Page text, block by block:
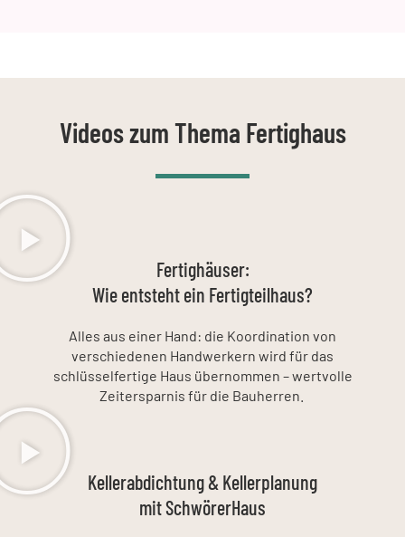
Videos zum Thema Fertighaus
Fertighäuser:
Wie entsteht ein Fertigteilhaus?
Alles aus einer Hand: die Koordination von
verschiedenen Handwerkern wird für das
schlüsselfertige Haus übernommen – wertvolle
Zeitersparnis für die Bauherren.
Kellerabdichtung & Kellerplanung
mit SchwörerHaus